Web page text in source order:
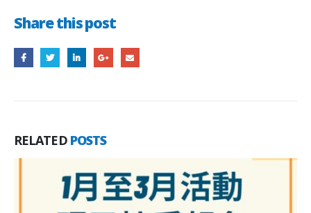
Share this post
RELATED POSTS